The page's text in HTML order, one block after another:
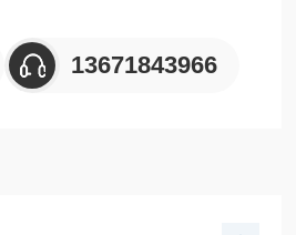
13671843966